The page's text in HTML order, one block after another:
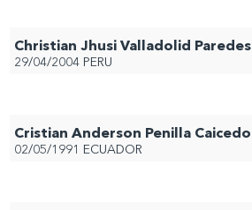
Christian Jhusi Valladolid Paredes
29/04/2004 PERU
Cristian Anderson Penilla Caicedo
02/05/1991 ECUADOR